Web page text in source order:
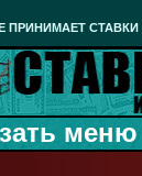
ПРИНИМАЕТ СТАВКИ